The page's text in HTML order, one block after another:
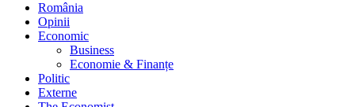
România
Opinii
Economic
Business
Economie & Finanțe
Politic
Externe